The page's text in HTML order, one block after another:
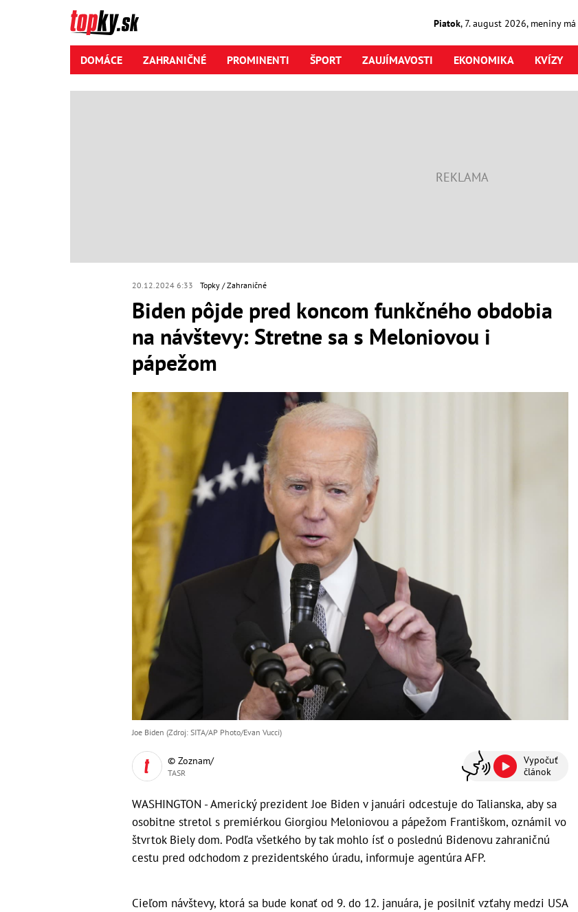
Piatok,7. august2026, meniny má
DOMÁCE ZAHRANIČNÉ PROMINENTI ŠPORT ZAUJÍMAVOSTI EKONOMIKA KVÍZY
20.12.2024 6:33 Topky Zahraničné
Biden pôjde pred koncom funkčného obdobia
na návštevy: Stretne sa s Meloniovou i
pápežom
Joe Biden (Zdroj: SITA/AP Photo/Evan Vucci)
© Zoznam/
TASR
Vypočuť
článok
WASHINGTON - Americký prezident Joe Biden v januári odcestuje do Talianska, aby sa
osobitne stretol s premiérkou Giorgiou Meloniovou a pápežom Františkom, oznámil vo
štvrtok Biely dom. Podľa všetkého by tak mohlo ísť o poslednú Bidenovu zahraničnú
cestu pred odchodom z prezidentského úradu, informuje agentúra AFP.
Cieľom návštevy, ktorá sa bude konať od 9. do 12. januára, je posilniť vzťahy medzi USA